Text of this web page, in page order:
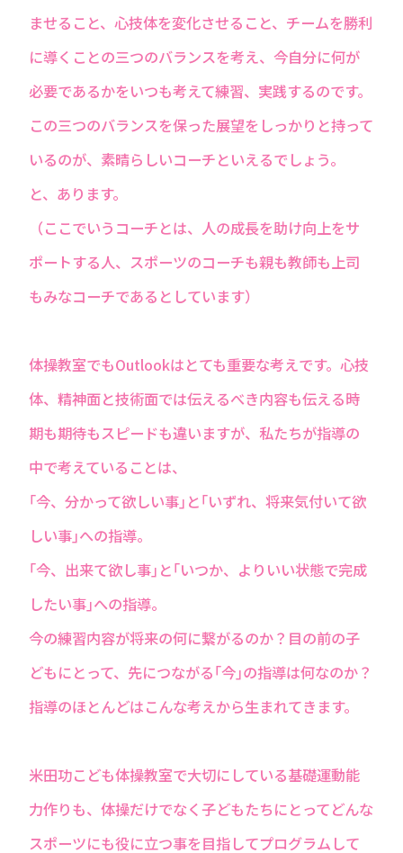
ませること、心技体を変化させること、チームを勝利
に導くことの三つのバランスを考え、今自分に何が
必要であるかをいつも考えて練習、実践するのです。
この三つのバランスを保った展望をしっかりと持って
いるのが、素晴らしいコーチといえるでしょう。
と、あります。
（ここでいうコーチとは、人の成長を助け向上をサ
ポートする人、スポーツのコーチも親も教師も上司
もみなコーチであるとしています）
体操教室でもOutlookはとても重要な考えです。心技
体、精神面と技術面では伝えるべき内容も伝える時
期も期待もスピードも違いますが、私たちが指導の
中で考えていることは、
｢今、分かって欲しい事｣と｢いずれ、将来気付いて欲
しい事｣への指導。
｢今、出来て欲し事｣と｢いつか、よりいい状態で完成
したい事｣への指導。
今の練習内容が将来の何に繋がるのか？目の前の子
どもにとって、先につながる｢今｣の指導は何なのか？
指導のほとんどはこんな考えから生まれてきます。
米田功こども体操教室で大切にしている基礎運動能
力作りも、体操だけでなく子どもたちにとってどんな
スポーツにも役に立つ事を目指してプログラムして